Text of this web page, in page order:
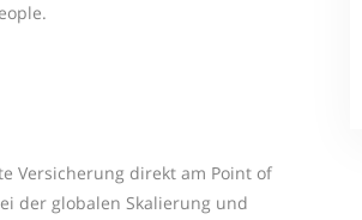
Versicherung direkt am Point of
der globalen Skalierung und